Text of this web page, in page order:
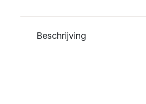
Beschrijving